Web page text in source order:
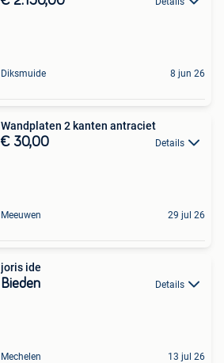
Diksmuide 8 jun 26
Wandplaten 2 kanten antraciet
€ 30,00 Details
Meeuwen 29 jul 26
joris ide
Bieden Details
Mechelen 13 jul 26